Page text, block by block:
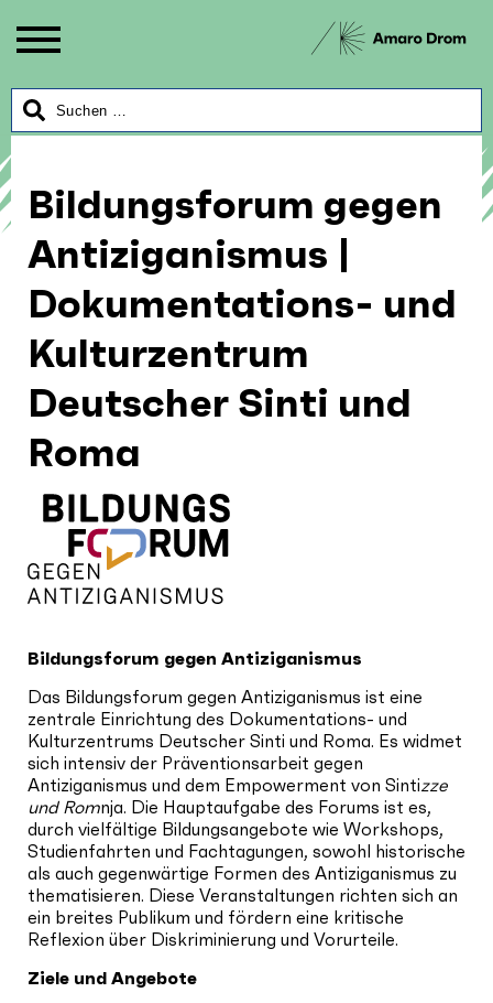
Bildungsforum gegen
Antiziganismus |
Dokumentations- und
Kulturzentrum
Deutscher Sinti und
Roma
Bildungsforum gegen Antiziganismus
Das Bildungsforum gegen Antiziganismus ist eine
zentrale Einrichtung des Dokumentations- und
Kulturzentrums Deutscher Sinti und Roma. Es widmet
sich intensiv der Präventionsarbeit gegen
Antiziganismus und dem Empowerment von Sintizze
und Romnja. Die Hauptaufgabe des Forums ist es,
durch vielfältige Bildungsangebote wie Workshops,
Studienfahrten und Fachtagungen, sowohl historische
als auch gegenwärtige Formen des Antiziganismus zu
thematisieren. Diese Veranstaltungen richten sich an
ein breites Publikum und fördern eine kritische
Reflexion über Diskriminierung und Vorurteile.
Ziele und Angebote